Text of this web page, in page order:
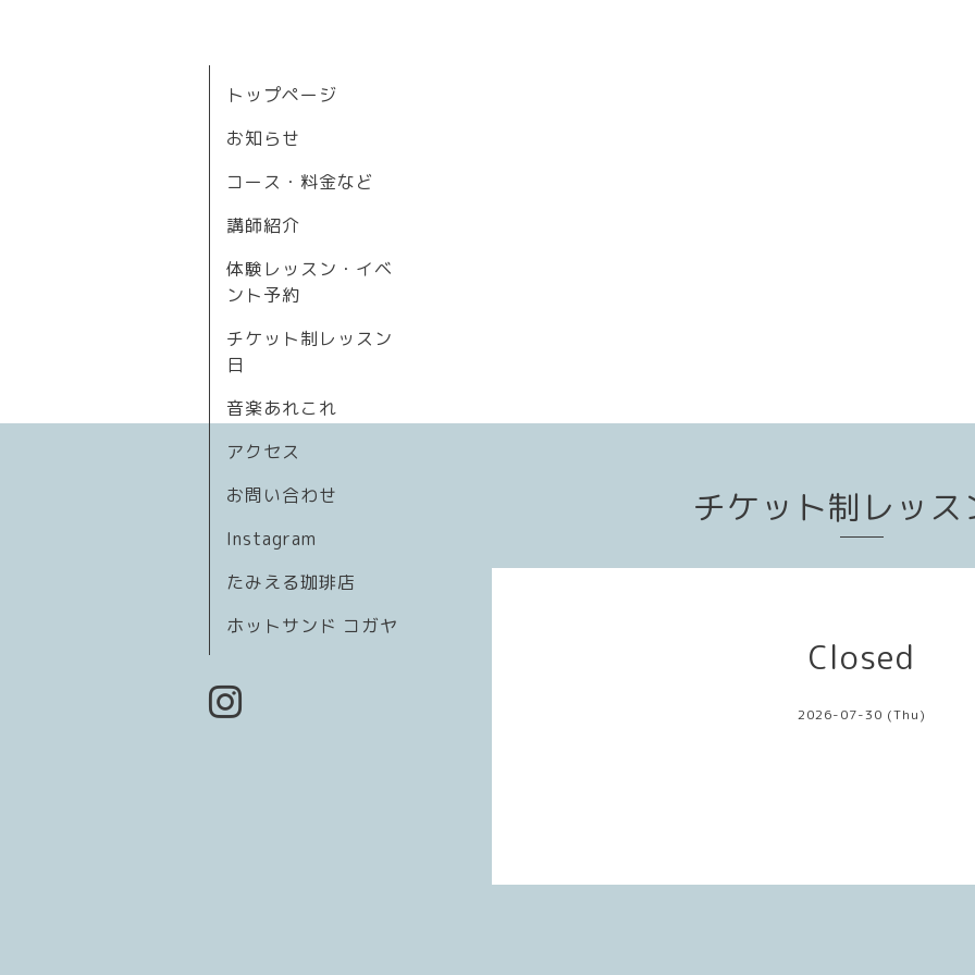
トップページ
お知らせ
コース・料金など
講師紹介
体験レッスン・イベ
ント予約
チケット制レッスン
日
音楽あれこれ
アクセス
お問い合わせ
Instagram
たみえる珈琲店
ホットサンド コガヤ
チケット制レッス
Closed
2026-07-30 (Thu)